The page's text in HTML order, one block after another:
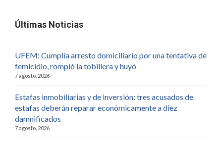
Últimas Noticias
UFEM: Cumplía arresto domiciliario por una tentativa de
femicidio, rompió la tobillera y huyó
7 agosto, 2026
Estafas inmobiliarias y de inversión: tres acusados de
estafas deberán reparar económicamente a diez
damnificados
7 agosto, 2026